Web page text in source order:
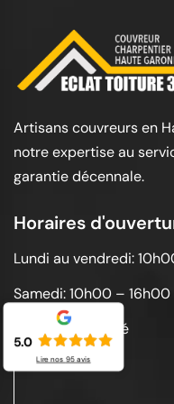
Artisans couvreurs en
notre expertise au
garantie décennale.
Horaires
Lundi au vendredi:
Samedi: 10h00 – 16h00
Dimanche: Fermé
5.0
Lire nos 95avis